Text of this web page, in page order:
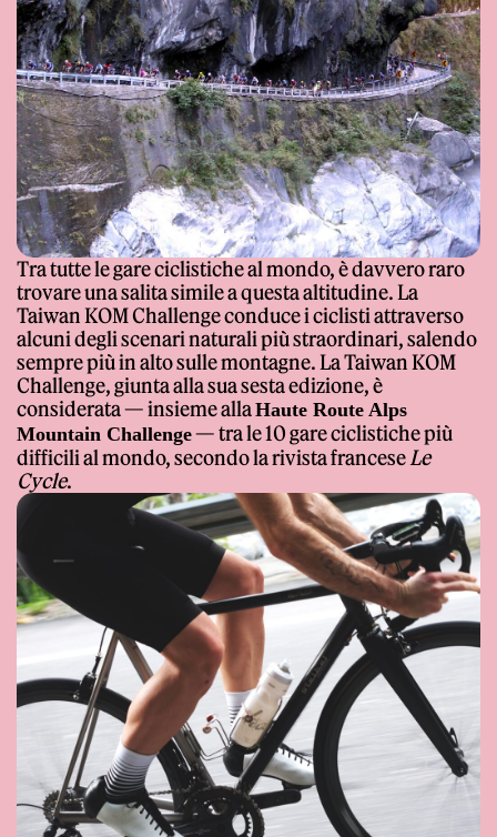
Tra tutte le gare ciclistiche al mondo, è davvero raro
trovare una salita simile a questa altitudine. La
Taiwan KOM Challenge conduce i ciclisti attraverso
alcuni degli scenari naturali più straordinari, salendo
sempre più in alto sulle montagne. La Taiwan KOM
Challenge, giunta alla sua sesta edizione, è
considerata — insieme allaHaute Route Alps
Mountain Challenge— tra le 10 gare ciclistiche più
difficili al mondo, secondo la rivista franceseLe
Cycle.